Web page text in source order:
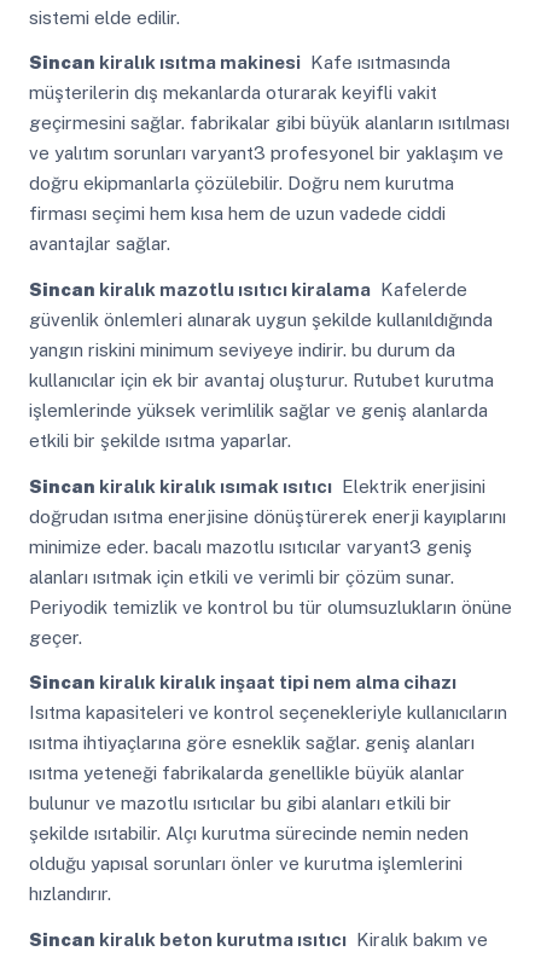
sistemi elde edilir.
Sincan kiralık ısıtma makinesiKafe ısıtmasında
müşterilerin dış mekanlarda oturarak keyifli vakit
geçirmesini sağlar. fabrikalar gibi büyük alanların ısıtılması
ve yalıtım sorunları varyant3 profesyonel bir yaklaşım ve
doğru ekipmanlarla çözülebilir. Doğru nem kurutma
firması seçimi hem kısa hem de uzun vadede ciddi
avantajlar sağlar.
Sincan kiralık mazotlu ısıtıcı kiralamaKafelerde
güvenlik önlemleri alınarak uygun şekilde kullanıldığında
yangın riskini minimum seviyeye indirir. bu durum da
kullanıcılar için ek bir avantaj oluşturur. Rutubet kurutma
işlemlerinde yüksek verimlilik sağlar ve geniş alanlarda
etkili bir şekilde ısıtma yaparlar.
Sincan kiralık kiralık ısımak ısıtıcıElektrik enerjisini
doğrudan ısıtma enerjisine dönüştürerek enerji kayıplarını
minimize eder. bacalı mazotlu ısıtıcılar varyant3 geniş
alanları ısıtmak için etkili ve verimli bir çözüm sunar.
Periyodik temizlik ve kontrol bu tür olumsuzlukların önüne
geçer.
Sincan kiralık kiralık inşaat tipi nem alma cihazı
Isıtma kapasiteleri ve kontrol seçenekleriyle kullanıcıların
ısıtma ihtiyaçlarına göre esneklik sağlar. geniş alanları
ısıtma yeteneği fabrikalarda genellikle büyük alanlar
bulunur ve mazotlu ısıtıcılar bu gibi alanları etkili bir
şekilde ısıtabilir. Alçı kurutma sürecinde nemin neden
olduğu yapısal sorunları önler ve kurutma işlemlerini
hızlandırır.
Sincan kiralık beton kurutma ısıtıcıKiralık bakım ve